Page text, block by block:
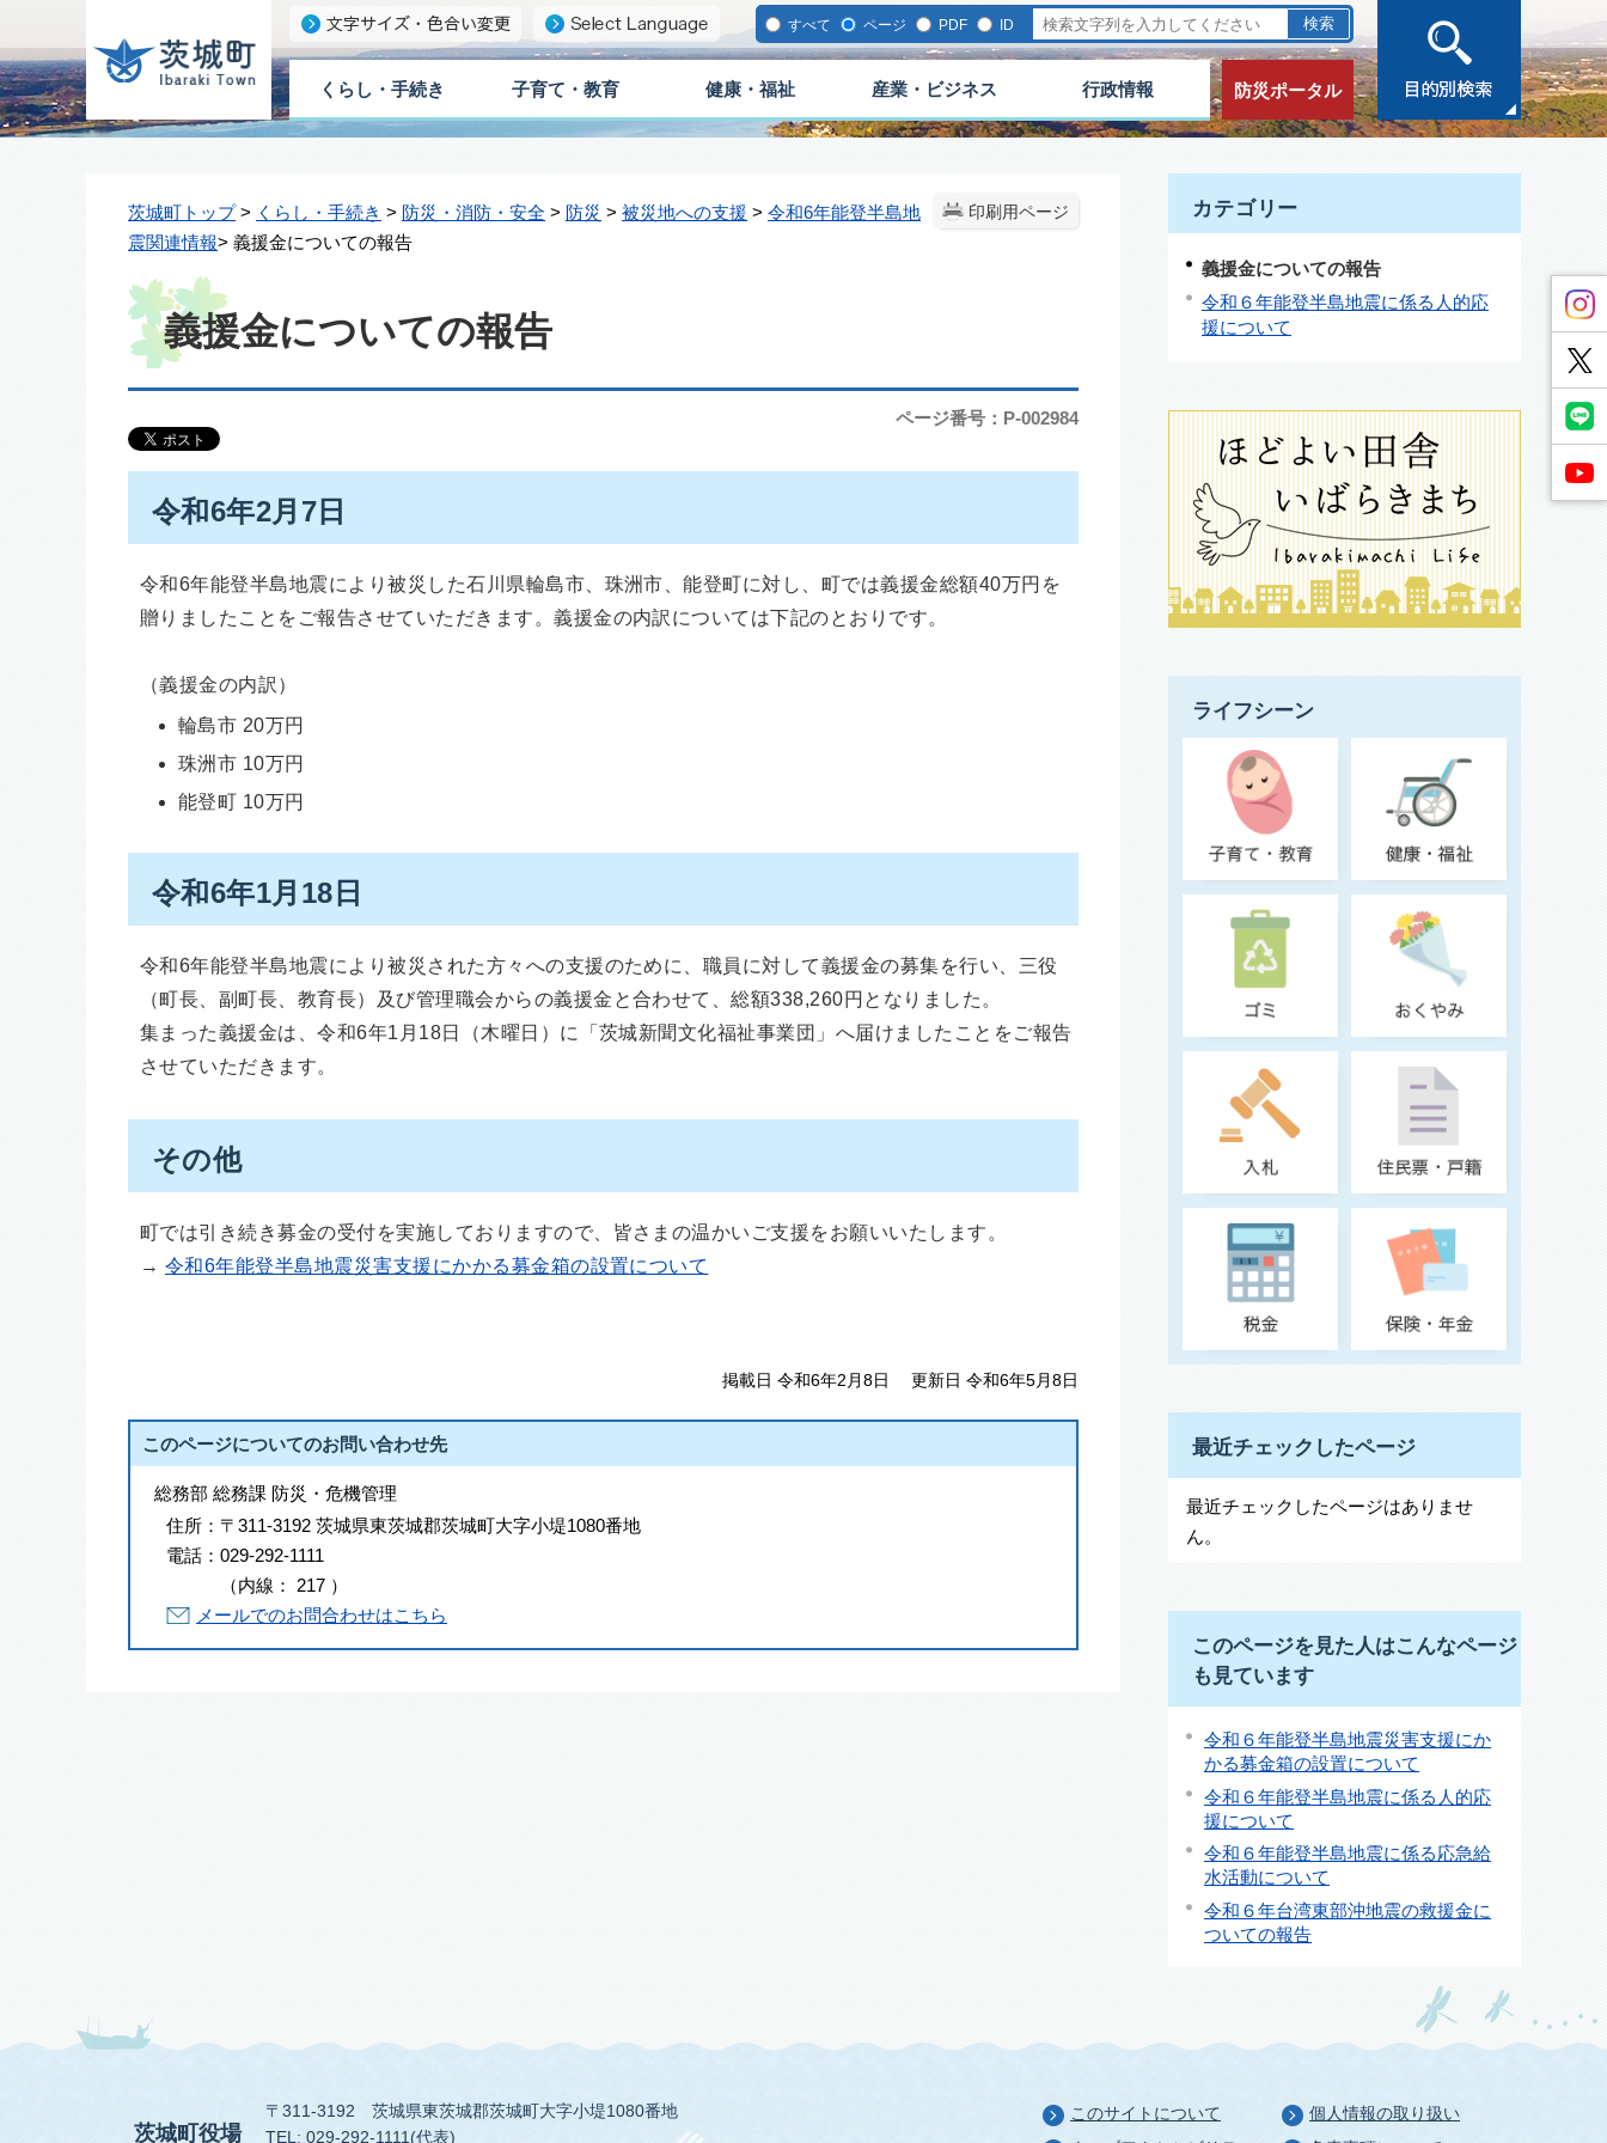
すべて ページ PDF ID
くらし・手続き 子育て・教育 健康・福祉 産業・ビジネス 行政情報 防災ポータル
印刷用ページ
茨城町トップ> くらし・手続き > 防災・消防・安全 > 防災 > 被災地への支援 > 令和6年能登半島地
震関連情報> 義援金についての報告
義援金についての報告
ページ番号：P-002984
令和6年2月7日
令和6年能登半島地震により被災した石川県輪島市、珠洲市、能登町に対し、町では義援金総額40万円を
贈りましたことをご報告させていただきます。義援金の内訳については下記のとおりです。
（義援金の内訳）
輪島市 20万円
珠洲市 10万円
能登町 10万円
令和6年1月18日
令和6年能登半島地震により被災された方々への支援のために、職員に対して義援金の募集を行い、三役
（町長、副町長、教育長）及び管理職会からの義援金と合わせて、総額338,260円となりました。
集まった義援金は、令和6年1月18日（木曜日）に「茨城新聞文化福祉事業団」へ届けましたことをご報告
させていただきます。
その他
町では引き続き募金の受付を実施しておりますので、皆さまの温かいご支援をお願いいたします。
→ 令和6年能登半島地震災害支援にかかる募金箱の設置について
掲載日 令和6年2月8日 更新日 令和6年5月8日
このページについてのお問い合わせ先
総務部 総務課 防災・危機管理
住所： 〒311-3192 茨城県東茨城郡茨城町大字小堤1080番地
電話： 029-292-1111
（内線 ： 217 ）
メールでのお問合わせはこちら
カテゴリー
義援金についての報告
令和６年能登半島地震に係る人的応
援について
ライフシーン
最近チェックしたページ
最近チェックしたページはありませ
ん。
このページを見た人はこんなページ
も見ています
令和６年能登半島地震災害支援にか
かる募金箱の設置について
令和６年能登半島地震に係る人的応
援について
令和６年能登半島地震に係る応急給
水活動について
令和６年台湾東部沖地震の救援金に
ついての報告
茨城町役場
〒311-3192
茨城県東茨城郡茨城町大字小堤1080番地
TEL: 029-292-1111(代表)
このサイトについて
個人情報の取り扱い